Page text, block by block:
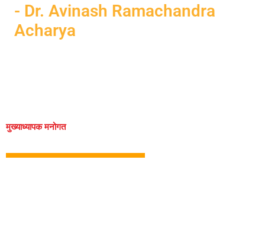
- Dr. Avinash Ramachandra
Acharya
मुख्याध्यापक मनोगत​